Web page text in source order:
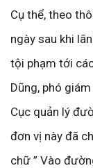
Cụ thể, theo
ngày sau khi
tội phạm tới
Dũng, phó
Cục quản lý
đơn vị này đã
chữ ” Vào